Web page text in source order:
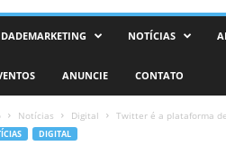
NOTÍCIAS
ANUNCIE CONTATO
Notícias Digital Twitter é a plataforma
DIGITAL